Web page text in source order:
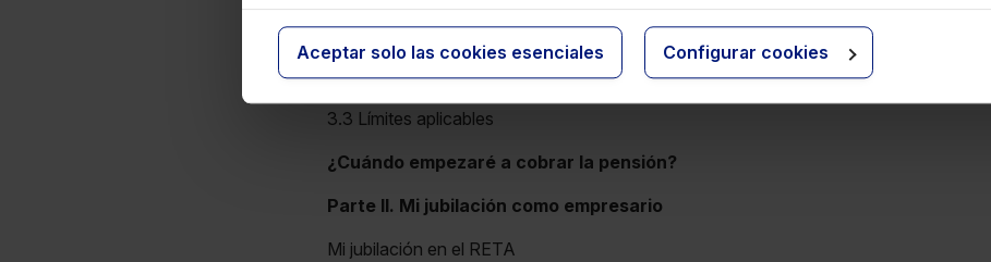
Aceptar solo las cookies esenciales Configurar cookies
3.1.1 Actualización de las bases de cotización
3.1.2 Períodos sin cotizar: integración de lagunas
3.1.3 Novedad en 2026: cálculo más beneficioso
3.3 Límites aplicables
¿Cuándo empezaré a cobrar la pensión?
Parte II. Mi jubilación como empresario
Mi jubilación en el RETA